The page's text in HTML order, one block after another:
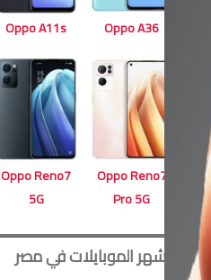
Oppo A36
Oppo A11s
Oppo Reno7
Pro 5G
Oppo Reno7
5G
أشهر الموبايلات في مصر